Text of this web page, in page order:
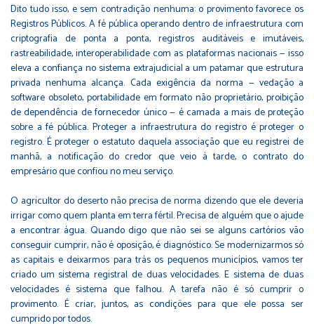
Dito tudo isso, e sem contradição nenhuma: o provimento favorece os
Registros Públicos. A fé pública operando dentro de infraestrutura com
criptografia de ponta a ponta, registros auditáveis e imutáveis,
rastreabilidade, interoperabilidade com as plataformas nacionais — isso
eleva a confiança no sistema extrajudicial a um patamar que estrutura
privada nenhuma alcança. Cada exigência da norma — vedação a
software obsoleto, portabilidade em formato não proprietário, proibição
de dependência de fornecedor único — é camada a mais de proteção
sobre a fé pública. Proteger a infraestrutura do registro é proteger o
registro. É proteger o estatuto daquela associação que eu registrei de
manhã, a notificação do credor que veio à tarde, o contrato do
empresário que confiou no meu serviço.
O agricultor do deserto não precisa de norma dizendo que ele deveria
irrigar como quem planta em terra fértil. Precisa de alguém que o ajude
a encontrar água. Quando digo que não sei se alguns cartórios vão
conseguir cumprir, não é oposição, é diagnóstico. Se modernizarmos só
as capitais e deixarmos para trás os pequenos municípios, vamos ter
criado um sistema registral de duas velocidades. E sistema de duas
velocidades é sistema que falhou. A tarefa não é só cumprir o
provimento. É criar, juntos, as condições para que ele possa ser
cumprido por todos.